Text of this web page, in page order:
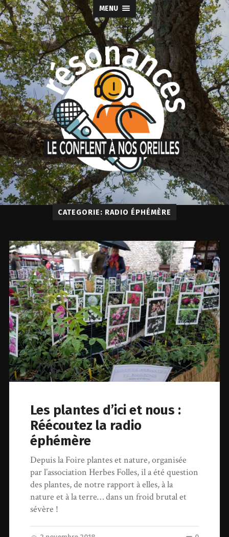
MENU
CATEGORIE: RADIO ÉPHÉMÈRE
Les plantes d’ici et nous :
Réécoutez la radio
éphémère
Depuis la Foire plantes et nature, organisée
par l’association Herbes Folles, il a été question
des plantes, de notre rapport à elles, à la
nature et à la terre… dans un froid brutal et
sévère !